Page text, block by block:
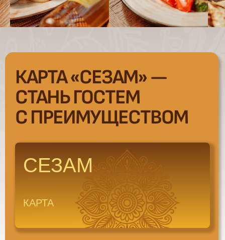
КАРТА «СЕЗАМ» —
СТАНЬ ГОСТЕМ
С ПРЕИМУЩЕСТВОМ
КАРТА
СЕЗАМ
Столики для больших и маленьких
компаний, мягкие и уютные кресла
передают атмосферу ближнего востока